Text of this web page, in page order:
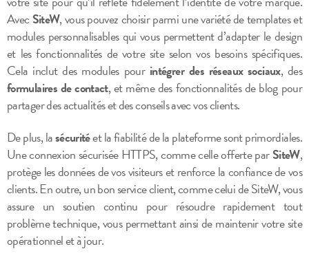
Avec SiteW, vous pouvez choisir parmi une variété de templates et
modules personnalisables qui vous permettent d’adapter le design
et les fonctionnalités de votre site selon vos besoins spécifiques.
Cela inclut des modules pour intégrer des réseaux sociaux, des
formulaires de contact, et même des fonctionnalités de blog pour
partager des actualités et des conseils avec vos clients.
De plus, lasécuritéet la fiabilité de la plateforme sont primordiales.
Une connexion sécurisée HTTPS, comme celle offerte parSiteW,
protège les données de vos visiteurs et renforce la confiance de vos
clients. En outre, un bon service client, comme celui de SiteW, vous
assure un soutien continu pour résoudre rapidement tout
problème technique, vous permettant ainsi de maintenir votre site
opérationnel et à jour.